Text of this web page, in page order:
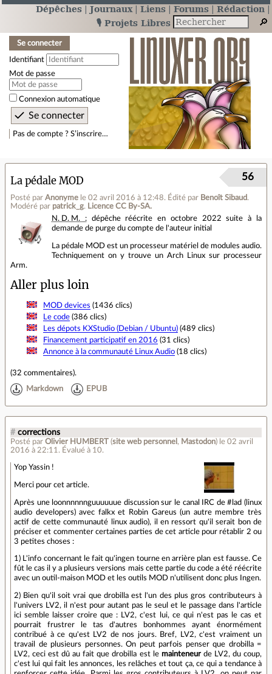
Dépêches Journaux Liens Forums
Rédaction
🎙️ Projets Libres
Se connecter
Identifiant
Mot de passe
Connexion automatique
Pas de compte ? S’inscrire…
La pédale MOD
Posté par Anonyme le 02 avril 2016 à 12:48. Édité par Benoît Sibaud.
Modéré par patrick_g. Licence CC By‑SA.
56
N. D. M. :dépêche réécrite en octobre 2022 suite à la
demande de purge du compte de l'auteur initial
La pédale MOD est un processeur matériel de modules audio.
Techniquement on y trouve un Arch Linux sur processeur
Arm.
Aller plus loin
MOD devices (1436 clics)
Le code(386 clics)
Les dépots KXStudio (Debian / Ubuntu)(489 clics)
Financement participatif en 2016 (31 clics)
Annonce à la communauté Linux Audio(18 clics)
(32 commentaires).
Markdown EPUB
# corrections
Posté par Olivier HUMBERT (site web personnel , Mastodon) le 02 avril
2016 à 22:11 . Évalué à 10.
Yop Yassin !
Merci pour cet article.
Après une loonnnnnnguuuuuue discussion sur le canal IRC de #lad (linux
audio developers) avec falkx et Robin Gareus (un autre membre très
actif de cette communauté linux audio), il en ressort qu'il serait bon de
préciser et commenter certaines parties de cet article pour rétablir 2 ou
3 petites choses :
1) L'info concernant le fait qu'ingen tourne en arrière plan est fausse. Ce
fût le cas il y a plusieurs versions mais cette partie du code a été réécrite
avec un outil-maison MOD et les outils MOD n'utilisent donc plus Ingen.
2) Bien qu'il soit vrai que drobilla est l'un des plus gros contributeurs à
l'univers LV2, il n'est pour autant pas le seul et le passage dans l'article
ici semble laisser croire que : LV2, c'est lui, ce qui n'est pas le cas et
pourrait frustrer le tas d'autres bonhommes ayant énormément
contribué à ce qu'est LV2 de nos jours. Bref, LV2, c'est vraiment un
travail de plusieurs personnes. On peut parfois penser que drobilla =
LV2, ceci est dû au fait que drobilla est le mainteneurde LV2, du coup,
c'est lui qui fait les annonces, les relâches et tout ça, ce qui a tendance à